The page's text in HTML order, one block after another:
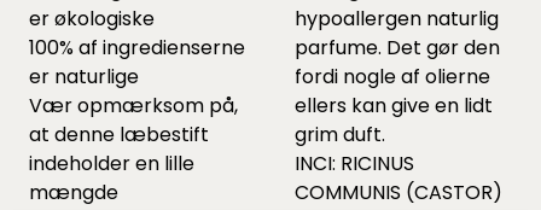
er økologiske
100% af ingredienserne
er naturlige
Vær opmærksom på,
at denne læbestift
indeholder en lille
mængde
hypoallergen naturlig
parfume. Det gør den
fordi nogle af olierne
ellers kan give en lidt
grim duft.
INCI: RICINUS
COMMUNIS (CASTOR)